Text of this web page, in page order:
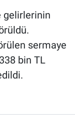
gelirlerinin
sermaye
bin TL